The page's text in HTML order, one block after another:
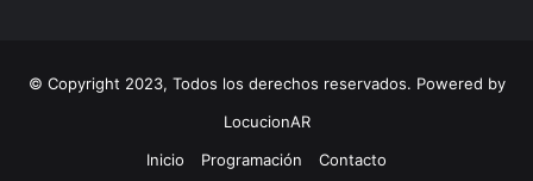
© Copyright 2023, Todos los derechos reservados. Powered by
LocucionAR
Inicio
Programación Contacto